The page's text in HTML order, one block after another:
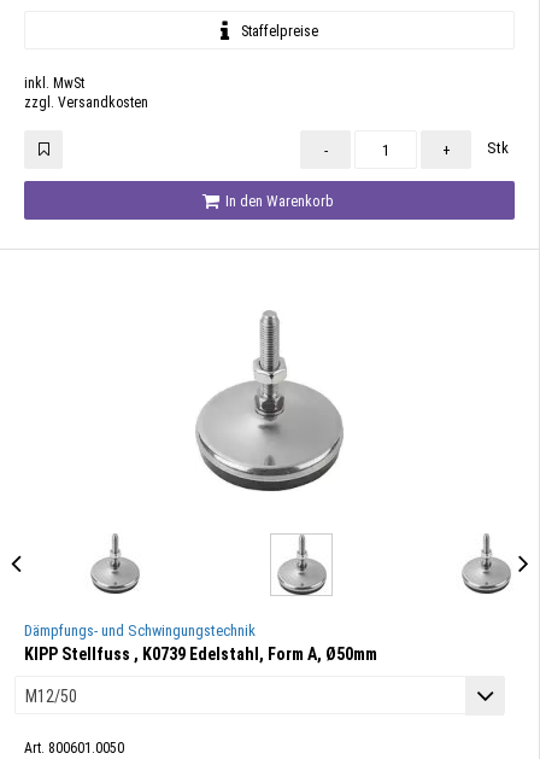
Staffelpreise
inkl. MwSt
zzgl. Versandkosten
- + Stk
In den Warenkorb
Dämpfungs- und Schwingungstechnik
KIPP Stellfuss , K0739 Edelstahl, Form A, Ø50mm
Art. 800601.0050